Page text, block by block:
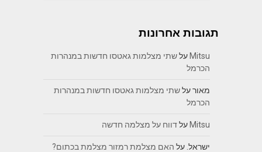
תגובות אחרונות
Mitsu עלשתי מצלמות גאטסו חדשות במנהרות
הכרמל
מאורעלשתי מצלמות גאטסו חדשות במנהרות
הכרמל
Mitsu עלדווח על מצלמה חדשה
ישראל. על האם מצלמת רמזור מצלמת בכתום?